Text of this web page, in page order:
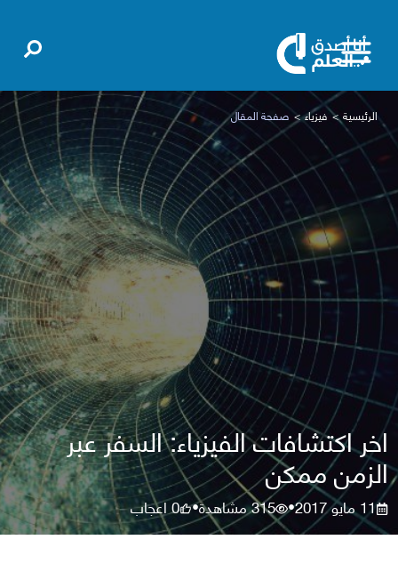
الرئيسية فيزياء صفحة المقال
اخر اكتشافات الفيزياء: السفر عبر
الزمن ممكن
11 مايو 2017 •
315مشاهدة•
0اعجاب